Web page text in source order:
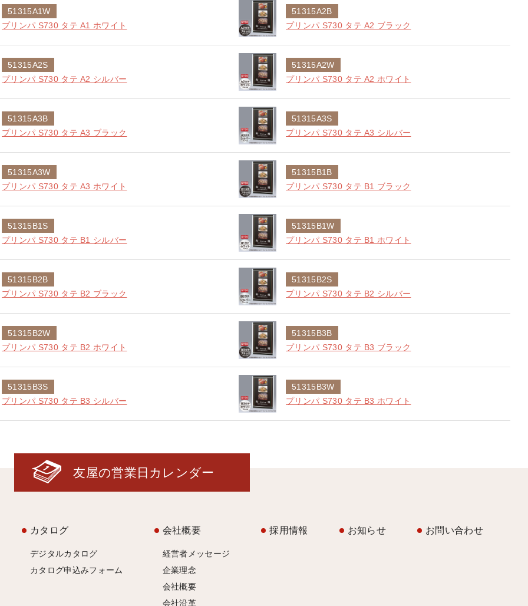
51315A1W
プリンパ S730 タテ A1 ホワイト
51315A2B
プリンパ S730 タテ A2 ブラック
51315A2S
プリンパ S730 タテ A2 シルバー
51315A2W
プリンパ S730 タテ A2 ホワイト
51315A3B
プリンパ S730 タテ A3 ブラック
51315A3S
プリンパ S730 タテ A3 シルバー
51315A3W
プリンパ S730 タテ A3 ホワイト
51315B1B
プリンパ S730 タテ B1 ブラック
51315B1S
プリンパ S730 タテ B1 シルバー
51315B1W
プリンパ S730 タテ B1 ホワイト
51315B2B
プリンパ S730 タテ B2 ブラック
51315B2S
プリンパ S730 タテ B2 シルバー
51315B2W
プリンパ S730 タテ B2 ホワイト
51315B3B
プリンパ S730 タテ B3 ブラック
51315B3S
プリンパ S730 タテ B3 シルバー
51315B3W
プリンパ S730 タテ B3 ホワイト
友屋の営業日カレンダー
カタログ
デジタルカタログ
カタログ申込みフォーム
会社概要
経営者メッセージ
企業理念
会社概要
会社沿革
採用情報 お知らせ お問い合わせ